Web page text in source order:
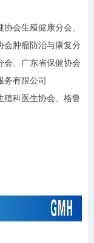
会生殖健康分会、
会肿瘤防治与康复分
会、广东省保健协会
务有限公司
殖科医生协会、格鲁